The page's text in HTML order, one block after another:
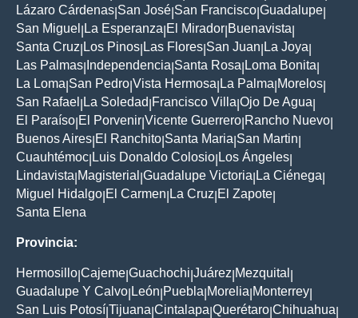
Lázaro Cárdenas San José San Francisco Guadalupe
San Miguel
La Esperanza El Mirador Buenavista
Santa Cruz Los Pinos Las Flores San Juan La Joya
Las Palmas Independencia Santa Rosa Loma Bonita
La Loma San Pedro Vista Hermosa La Palma Morelos
San Rafael
La Soledad Francisco Villa Ojo De Agua
El Paraíso El Porvenir Vicente Guerrero Rancho Nuevo
Buenos Aires El Ranchito Santa Maria San Martin
Cuauhtémoc Luis Donaldo Colosio Los Ángeles
Lindavista Magisterial Guadalupe Victoria La Ciénega
Miguel Hidalgo El Carmen La Cruz El Zapote
Santa Elena
Provincia:
Hermosillo Cajeme Guachochi Juárez Mezquital
Guadalupe Y Calvo León Puebla Morelia Monterrey
San Luis Potosí Tijuana Cintalapa Querétaro Chihuahua